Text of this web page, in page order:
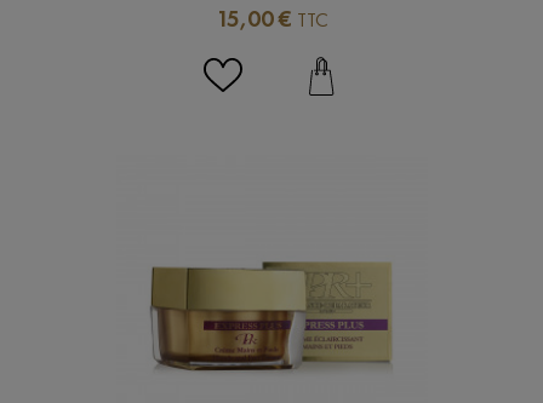
Prix
15,00 € TTC